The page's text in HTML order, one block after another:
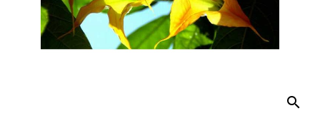
PLANTES
GRASSES
search